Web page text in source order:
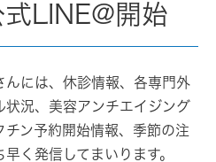
LINE@開始
んには、休診情報、各専門外
状況、美容アンチエイジング
ン予約開始情報、季節の注
く発信してまいります。